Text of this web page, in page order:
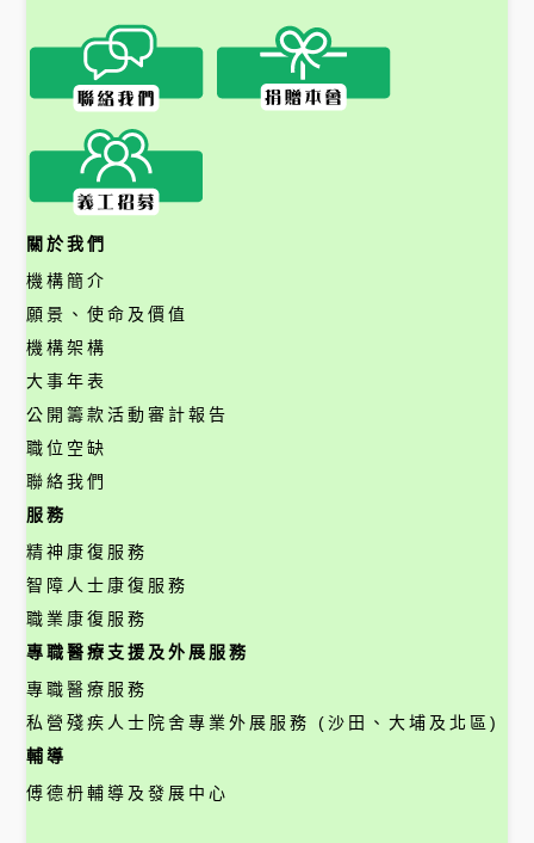
關於我們
機構簡介
願景、使命及價值
機構架構
大事年表
公開籌款活動審計報告
職位空缺
聯絡我們
服務
精神康復服務
智障人士康復服務
職業康復服務
專職醫療支援及外展服務
專職醫療服務
私營殘疾人士院舍專業外展服務 (沙田、大埔及北區)
輔導
傅德枬輔導及發展中心